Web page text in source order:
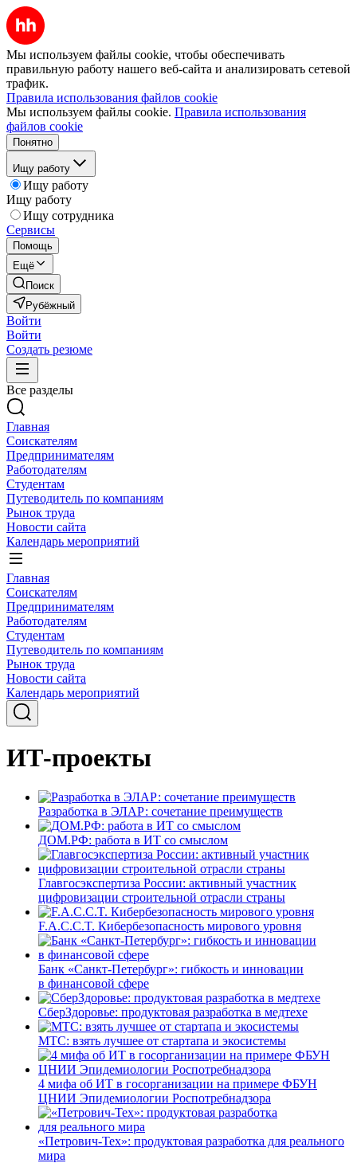
Мы используем файлы cookie, чтобы обеспечивать
правильную работу нашего веб-сайта и анализировать сетевой
трафик.
Правила использования файлов cookie
Мы используем файлы cookie. Правила использования
файлов cookie
Понятно
Ищу работу
Ищу работу
Ищу работу
Ищу сотрудника
Сервисы
Помощь
Ещё
Поиск
Рубёжный
Войти
Войти
Создать резюме
Все разделы
Главная
Соискателям
Предпринимателям
Работодателям
Студентам
Путеводитель по компаниям
Рынок труда
Новости сайта
Календарь мероприятий
Главная
Соискателям
Предпринимателям
Работодателям
Студентам
Путеводитель по компаниям
Рынок труда
Новости сайта
Календарь мероприятий
ИТ-проекты
Разработка в ЭЛАР: сочетание преимуществ
ДОМ.РФ: работа в ИТ со смыслом
Главгосэкспертиза России: активный участник
цифровизации строительной отрасли страны
F.A.C.C.T. Кибербезопасность мирового уровня
Банк «Санкт-Петербург»: гибкость и инновации
в финансовой сфере
СберЗдоровье: продуктовая разработка в медтехе
МТС: взять лучшее от стартапа и экосистемы
4 мифа об ИТ в госорганизации на примере ФБУН
ЦНИИ Эпидемиологии Роспотребнадзора
«Петрович-Тех»: продуктовая разработка для реального
мира